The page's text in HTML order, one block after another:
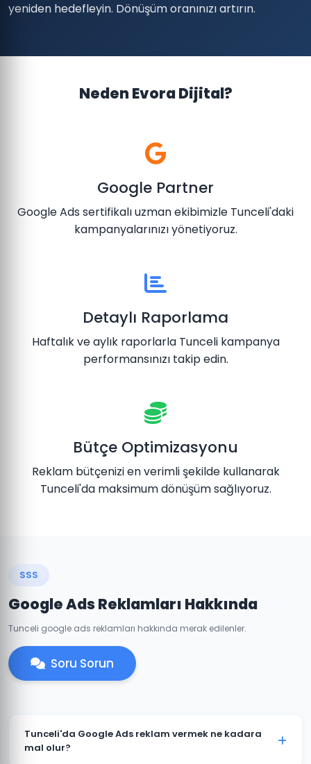
yeniden hedefleyin. Dönüşüm oranınızı artırın.
Neden Evora Dijital?
Google Partner
Google Ads sertifikalı uzman ekibimizle Tunceli'daki
kampanyalarınızı yönetiyoruz.
Detaylı Raporlama
Haftalık ve aylık raporlarla Tunceli kampanya
performansınızı takip edin.
Bütçe Optimizasyonu
Reklam bütçenizi en verimli şekilde kullanarak
Tunceli'da maksimum dönüşüm sağlıyoruz.
SSS
Google Ads Reklamları Hakkında
Tunceli google ads reklamları hakkında merak edilenler.
Soru Sorun
Tunceli'da Google Ads reklam vermek ne kadara
mal olur?